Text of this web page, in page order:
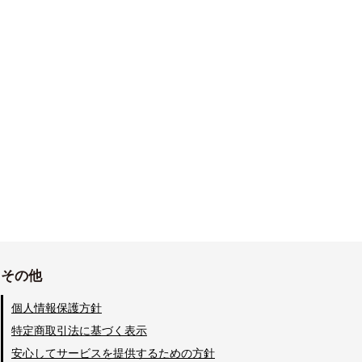
その他
個人情報保護方針
特定商取引法に基づく表示
安心してサービスを提供するための方針